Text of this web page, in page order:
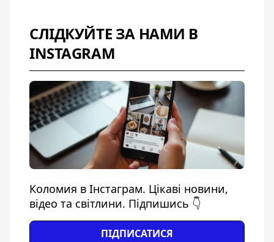
СЛІДКУЙТЕ ЗА НАМИ В
INSTAGRAM
Коломия в Інстаграм. Цікаві новини,
відео та світлини. Підпишись 👇
ПІДПИСАТИСЯ